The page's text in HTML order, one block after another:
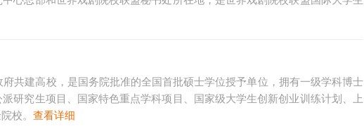
共建高校，是国务院批准的全国首批硕士学位授予单位，拥有一级学科博士
研究生项目、国家特色重点学科项目、国家级大学生创新创业训练计划、上
校。 查看详细